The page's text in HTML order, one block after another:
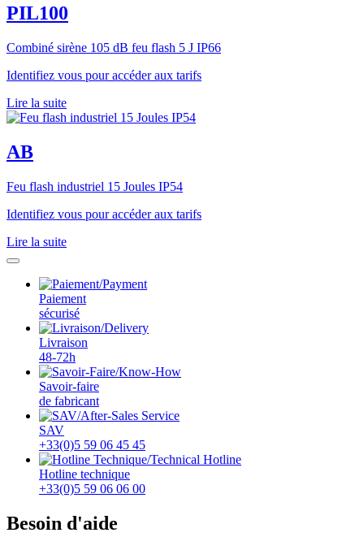
PIL100
Combiné sirène 105 dB feu flash 5 J IP66
Identifiez vous pour accéder aux tarifs
Lire la suite
AB
Feu flash industriel 15 Joules IP54
Identifiez vous pour accéder aux tarifs
Lire la suite
Paiement
sécurisé
Livraison
48-72h
Savoir-faire
de fabricant
SAV
+33(0)5 59 06 45 45
Hotline technique
+33(0)5 59 06 06 00
Besoin d'aide